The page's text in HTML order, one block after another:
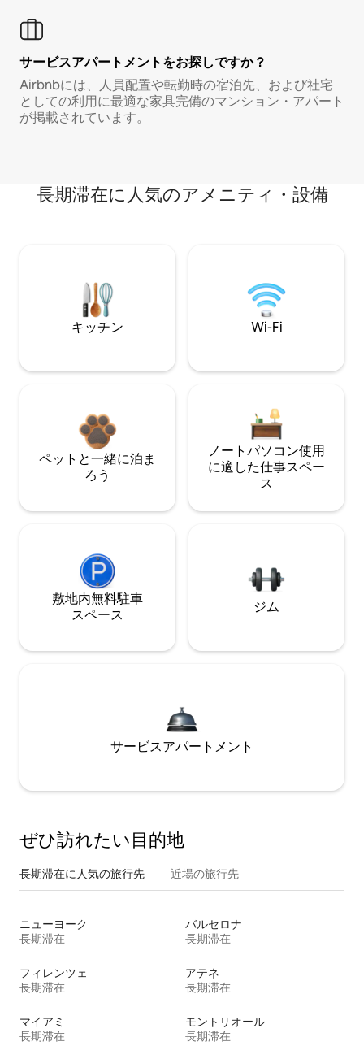
サービスアパートメントをお探しですか？
Airbnbには、人員配置や転勤時の宿泊先、および社宅
としての利用に最適な家具完備のマンション・アパート
が掲載されています。
長期滞在に人気のアメニティ・設備
キッチン Wi-Fi
ペットと一緒に泊ま
ろう
ノートパソコン使用
に適した仕事スペー
ス
敷地内無料駐⁠車
ス⁠ペ⁠ー⁠ス
ジム
サービスアパートメント
ぜひ訪⁠れ⁠た⁠い目⁠的⁠地
長期滞在に人気の旅行先 近場の旅行先
ニューヨーク
長期滞在
バルセロナ
長期滞在
フィレンツェ
長期滞在
アテネ
長期滞在
マイアミ
長期滞在
モントリオール
長期滞在